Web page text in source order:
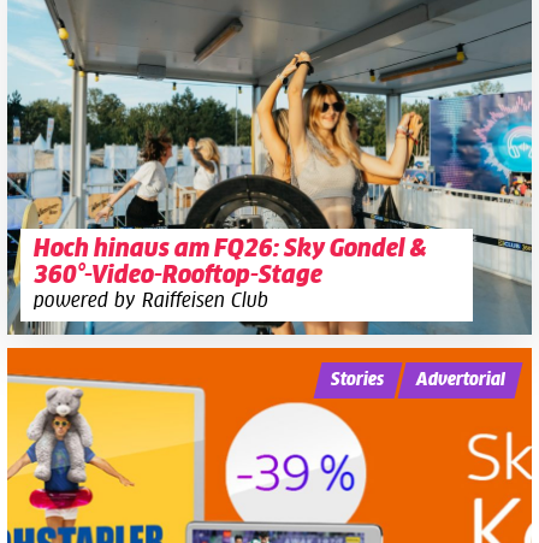
Hoch hinaus am FQ26: Sky Gondel &
360°-Video-Rooftop-Stage
powered by Raiffeisen Club
Stories Advertorial